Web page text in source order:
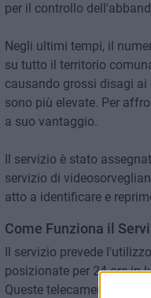
per il controllo
Negli ultimi tempi, il
su tutto il territorio
causando grossi disagi
sono più elevate. Per
a suo vantaggio.
Il servizio è stato
servizio di
atto a identificare e
Come Funziona il
Il servizio prevede
posizionate per 24 ore in
Queste telecamere sono